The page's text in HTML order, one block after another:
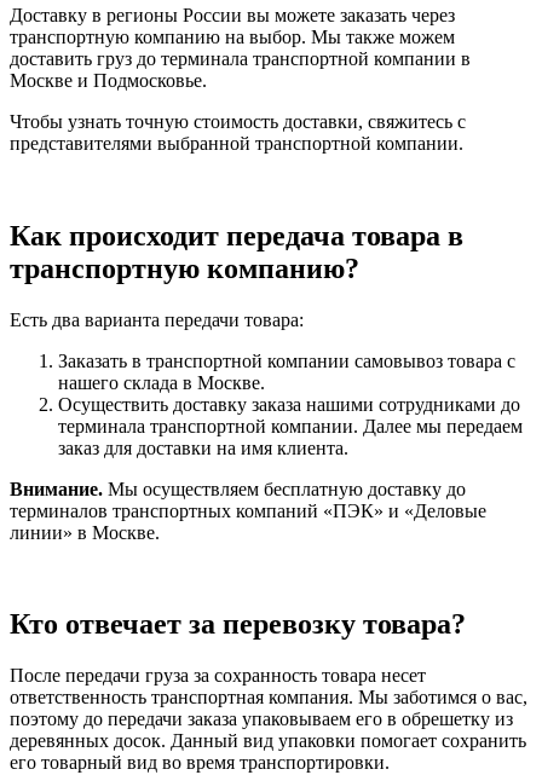
Доставку в регионы России вы можете заказать через
транспортную компанию на выбор. Мы также можем
доставить груз до терминала транспортной компании в
Москве и Подмосковье.
Чтобы узнать точную стоимость доставки, свяжитесь с
представителями выбранной транспортной компании.
Как происходит передача товара в
транспортную компанию?
Есть два варианта передачи товара:
Заказать в транспортной компании самовывоз товара с
нашего склада в Москве.
Осуществить доставку заказа нашими сотрудниками до
терминала транспортной компании. Далее мы передаем
заказ для доставки на имя клиента.
Внимание. Мы осуществляем бесплатную доставку до
терминалов транспортных компаний «ПЭК» и «Деловые
линии» в Москве.
Кто отвечает за перевозку товара?
После передачи груза за сохранность товара несет
ответственность транспортная компания. Мы заботимся о вас,
поэтому до передачи заказа упаковываем его в обрешетку из
деревянных досок. Данный вид упаковки помогает сохранить
его товарный вид во время транспортировки.